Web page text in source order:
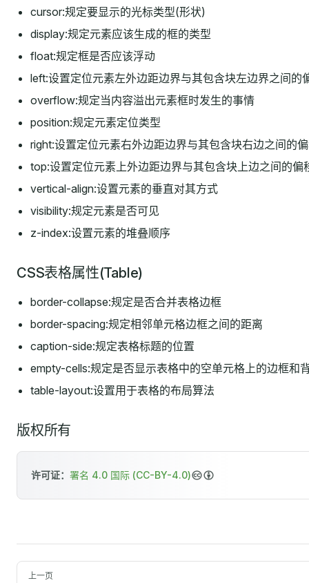
cursor:规定要显示的光标类型(形状)
display:规定元素应该生成的框的类型
float:规定框是否应该浮动
left:设置定位元素左外边距边界与其包含块左边界之间的
overflow:规定当内容溢出元素框时发生的事情
position:规定元素定位类型
right:设置定位元素右外边距边界与其包含块右边之间的
top:设置定位元素上外边距边界与其包含块上边之间的偏
vertical-align:设置元素的垂直对其方式
visibility:规定元素是否可见
z-index:设置元素的堆叠顺序
CSS表格属性(Table)
border-collapse:规定是否合并表格边框
border-spacing:规定相邻单元格边框之间的距离
caption-side:规定表格标题的位置
empty-cells:规定是否显示表格中的空单元格上的边框和
table-layout:设置用于表格的布局算法
版权所有
许可证： 署名 4.0 国际 (CC-BY-4.0)
上一页